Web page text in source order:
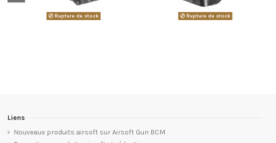
Rupture de stock Rupture de stock
Liens
Nouveaux produits airsoft sur Airsoft Gun BCM